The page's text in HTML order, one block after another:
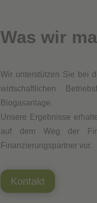
Was wir
Wir unterstützen Sie bei
wirtschaftlichen
Biogasanlage.
Unsere Ergebnisse
auf dem Weg der
Finanzierungspartner vor.
Kontakt